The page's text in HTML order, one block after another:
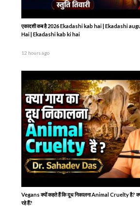
एकादशी कब है 2026 Ekadashi kab hai | Ekadashi
Hai | Ekadashi kab ki hai
12 hours ago
Vegans क्यों कहते हैं कि दूध निकालना Animal Cruelty है?
रहे हैं?